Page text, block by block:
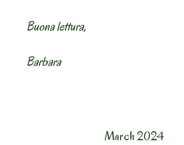
Buona lettura,
Barbara
March 2024